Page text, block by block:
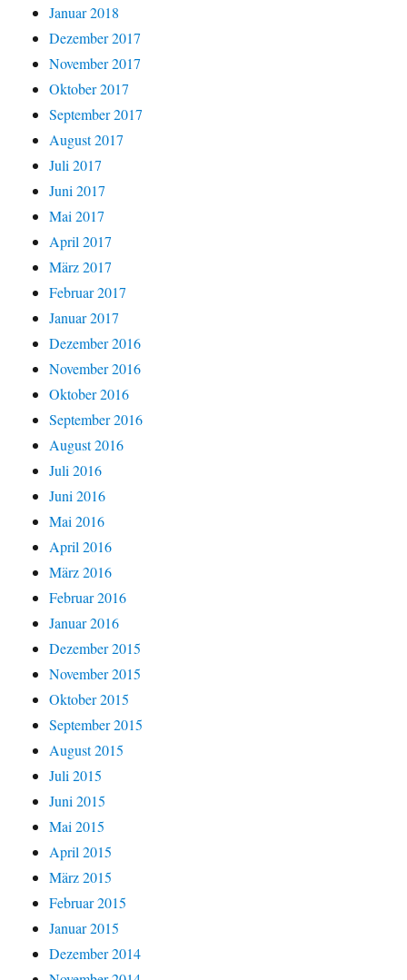
Januar 2018
Dezember 2017
November 2017
Oktober 2017
September 2017
August 2017
Juli 2017
Juni 2017
Mai 2017
April 2017
März 2017
Februar 2017
Januar 2017
Dezember 2016
November 2016
Oktober 2016
September 2016
August 2016
Juli 2016
Juni 2016
Mai 2016
April 2016
März 2016
Februar 2016
Januar 2016
Dezember 2015
November 2015
Oktober 2015
September 2015
August 2015
Juli 2015
Juni 2015
Mai 2015
April 2015
März 2015
Februar 2015
Januar 2015
Dezember 2014